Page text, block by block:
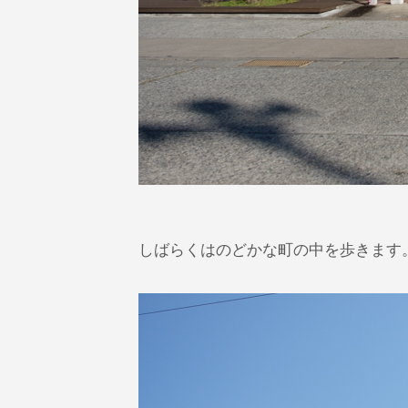
しばらくはのどかな町の中を歩きます